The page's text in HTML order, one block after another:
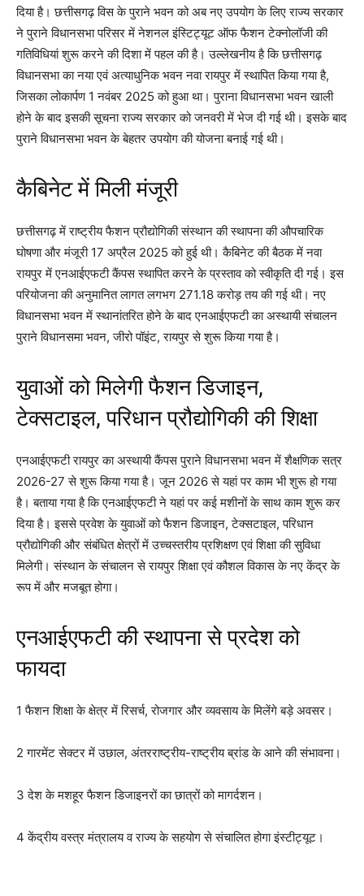
दिया है। छत्तीसगढ़ विस के पुराने भवन को अब नए उपयोग के लिए राज्य सरकार
ने पुराने विधानसभा परिसर में नेशनल इंस्टिट्यूट ऑफ फैशन टेक्नोलॉजी की
गतिविधियां शुरू करने की दिशा में पहल की है। उल्लेखनीय है कि छत्तीसगढ़
विधानसभा का नया एवं अत्याधुनिक भवन नवा रायपुर में स्थापित किया गया है,
जिसका लोकार्पण 1 नवंबर 2025 को हुआ था। पुराना विधानसभा भवन खाली
होने के बाद इसकी सूचना राज्य सरकार को जनवरी में भेज दी गई थी। इसके बाद
पुराने विधानसभा भवन के बेहतर उपयोग की योजना बनाई गई थी।
कैबिनेट में मिली मंजूरी
छत्तीसगढ़ में राष्ट्रीय फैशन प्रौद्योगिकी संस्थान की स्थापना की औपचारिक
घोषणा और मंजूरी 17 अप्रैल 2025 को हुई थी। कैबिनेट की बैठक में नवा
रायपुर में एनआईएफटी कैंपस स्थापित करने के प्रस्ताव को स्वीकृति दी गई। इस
परियोजना की अनुमानित लागत लगभग 271.18 करोड़ तय की गई थी। नए
विधानसभा भवन में स्थानांतरित होने के बाद एनआईएफटी का अस्थायी संचालन
पुराने विधानसमा भवन, जीरो पॉइंट, रायपुर से शुरू किया गया है।
युवाओं को मिलेगी फैशन डिजाइन,
टेक्सटाइल, परिधान प्रौद्योगिकी की शिक्षा
एनआईएफटी रायपुर का अस्थायी कैंपस पुराने विधानसभा भवन में शैक्षणिक सत्र
2026-27 से शुरू किया गया है। जून 2026 से यहां पर काम भी शुरू हो गया
है। बताया गया है कि एनआईएफटी ने यहां पर कई मशीनों के साथ काम शुरू कर
दिया है। इससे प्रवेश के युवाओं को फैशन डिजाइन, टेक्सटाइल, परिधान
प्रौद्योगिकी और संबंधित क्षेत्रों में उच्चस्तरीय प्रशिक्षण एवं शिक्षा की सुविधा
मिलेगी। संस्थान के संचालन से रायपुर शिक्षा एवं कौशल विकास के नए केंद्र के
रूप में और मजबूत होगा।
एनआईएफटी की स्थापना से प्रदेश को
फायदा
1 फैशन शिक्षा के क्षेत्र में रिसर्च, रोजगार और व्यवसाय के मिलेंगे बड़े अवसर।
2 गारमेंट सेक्टर में उछाल, अंतरराष्ट्रीय-राष्ट्रीय ब्रांड के आने की संभावना।
3 देश के मशहूर फैशन डिजाइनरों का छात्रों को मागर्दशन।
4 केंद्रीय वस्त्र मंत्रालय व राज्य के सहयोग से संचालित होगा इंस्टीट्यूट।